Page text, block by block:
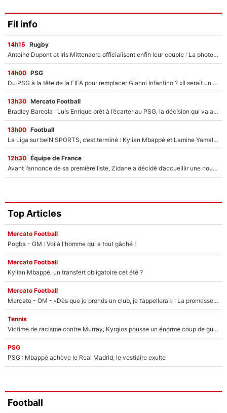
Fil info
14h15 Rugby
Antoine Dupont et Iris Mittenaere officialisent enfin leur couple : La photo qui enflamme les réseaux sociaux
14h00 PSG
Du PSG à la tête de la FIFA pour remplacer Gianni Infantino ? «Il serait un mauvais président», le patron de la Liga s'attaque à Nasser Al-Khelaïfi !
13h30 Mercato Football
Bradley Barcola : Luis Enrique prêt à l’écarter au PSG, la décision qui va accélérer son transfert à Liverpool ?
13h00 Football
La Liga sur beIN SPORTS, c’est terminé : Kylian Mbappé et Lamine Yamal changent de chaîne, «le moment était venu d'ouvrir un nouveau chapitre»
12h30 Équipe de France
Avant l’annonce de sa première liste, Zidane a décidé d’accueillir une nouvelle tête en équipe de France
Top Articles
Mercato Football
Pogba - OM : Voilà l'homme qui a tout gâché !
Mercato Football
Kylian Mbappé, un transfert obligatoire cet été ?
Mercato Football
Mercato - OM - «Dès que je prends un club, je t’appellerai» : La promesse de Marcelino au moment de claquer la porte
Tennis
Victime de racisme contre Murray, Kyrgios pousse un énorme coup de gueule !
PSG
PSG : Mbappé achève le Real Madrid, le vestiaire exulte
Football